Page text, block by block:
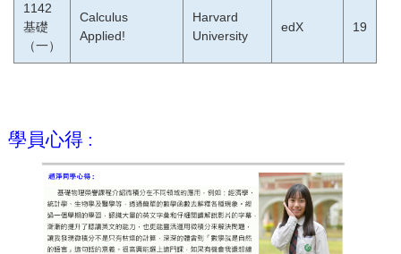
1142
基礎
（一）
Calculus
Applied!
Harvard
University
edX 19
學員心得 :